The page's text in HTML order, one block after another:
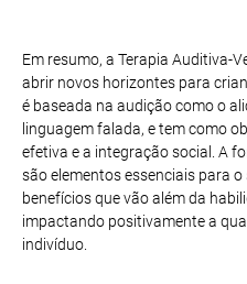
Em resumo, a Terapia Auditiva-
abrir novos horizontes para
é baseada na audição como o
linguagem falada, e tem como
efetiva e a integração social. A
são elementos essenciais para
benefícios que vão além da
impactando positivamente a
indivíduo.